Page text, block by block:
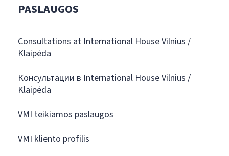
PASLAUGOS
Consultations at International House Vilnius /
Klaipėda
Консультации в International House Vilnius /
Klaipėda
VMI teikiamos paslaugos
VMI kliento profilis